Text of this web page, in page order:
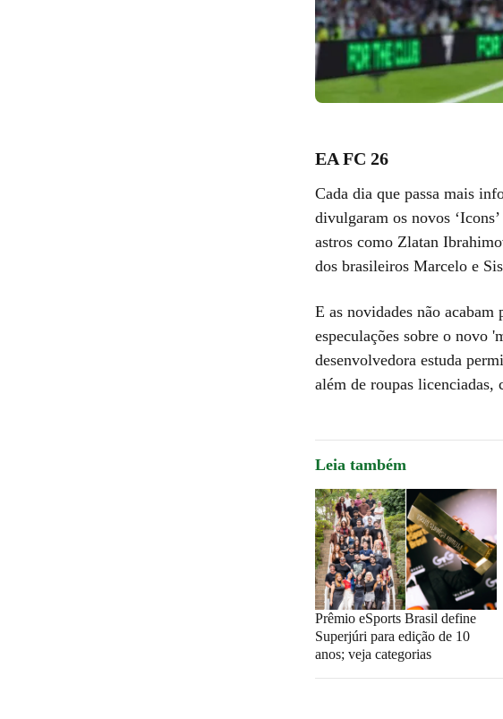
EA FC 26
Cada dia que passa mais
divulgaram os novos
astros como Zlatan
dos brasileiros Marcelo e
E as novidades não
especulações sobre o novo
desenvolvedora estuda
além de roupas licenciadas,
Leia também
Prêmio eSports Brasil define
Superjúri para edição de 10
anos; veja categorias